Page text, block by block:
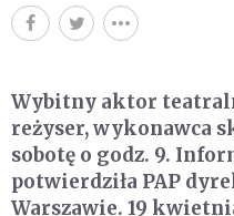
Wybitny aktor
reżyser, wykonawca
sobotę o godz. 9.
potwierdziła PAP
Warszawie. 19